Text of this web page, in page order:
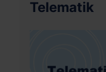
Telematik